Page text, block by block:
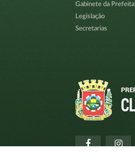
Gabinete da Prefeita
Legislação
Secretarias